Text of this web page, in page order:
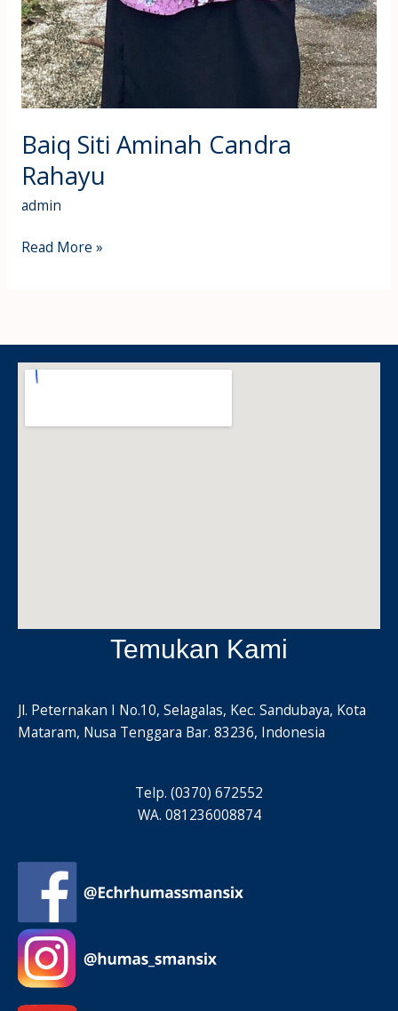
Baiq Siti Aminah Candra
Rahayu
admin
Read More »
Temukan Kami
Jl. Peternakan I No.10, Selagalas, Kec. Sandubaya, Kota
Mataram, Nusa Tenggara Bar. 83236, Indonesia
Telp. (0370) 672552
WA. 081236008874